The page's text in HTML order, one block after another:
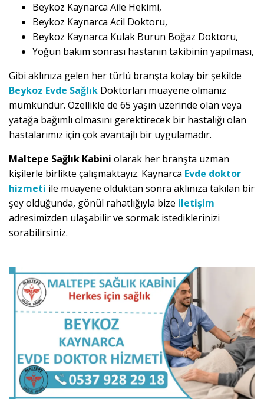
Beykoz Kaynarca Aile Hekimi,
Beykoz Kaynarca Acil Doktoru,
Beykoz Kaynarca Kulak Burun Boğaz Doktoru,
Yoğun bakım sonrası hastanın takibinin yapılması,
Gibi aklınıza gelen her türlü branşta kolay bir şekilde
Beykoz Evde Sağlık Doktorları muayene olmanız
mümkündür. Özellikle de 65 yaşın üzerinde olan veya
yatağa bağımlı olmasını gerektirecek bir hastalığı olan
hastalarımız için çok avantajlı bir uygulamadır.
Maltepe Sağlık Kabini olarak her branşta uzman
kişilerle birlikte çalışmaktayız. Kaynarca Evde doktor
hizmeti ile muayene olduktan sonra aklınıza takılan bir
şey olduğunda, gönül rahatlığıyla bize iletişim
adresimizden ulaşabilir ve sormak istediklerinizi
sorabilirsiniz.